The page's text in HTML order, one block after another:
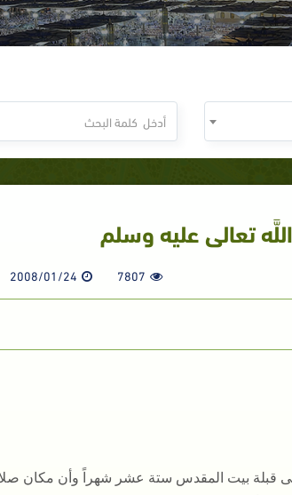
تعالى عليه وسلم
7807
2008/01/24
قبلة بيت المقدس ستة عشر شهراً وأن مكان